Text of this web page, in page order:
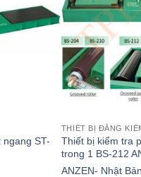
ST-
THIẾT BỊ ĐĂNG
Thiết bị kiểm tra
trong 1 BS-212
ANZEN- Nhật Bản